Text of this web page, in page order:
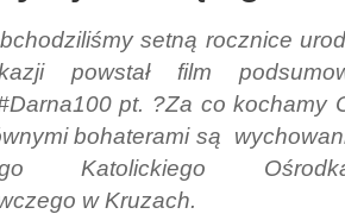
setną rocznice
powstał film
Darna100pt. ?Za co kochamy
bohaterami są
Katolickiego
w Kruzach.